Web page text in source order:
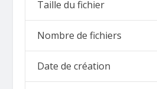
Taille du fichier
Nombre de fichiers
Date de création